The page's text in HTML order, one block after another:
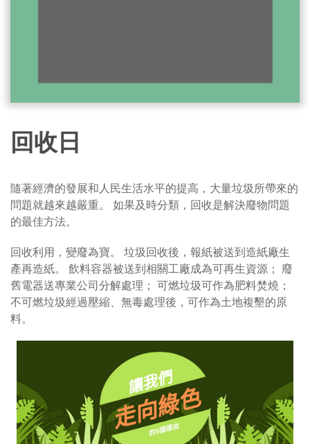
回收日
隨著經濟的發展和人民生活水平的提高，大量垃圾所帶來的
問題就越來越嚴重。 如果及時分類，回收是解決廢物問題
的最佳方法。
回收利用，變廢為寶。 垃圾回收後，報紙被送到造紙廠生
產再造紙。 飲料容器被送到相關工廠成為可再生資源； 廢
舊電器送專業公司分解處理； 可燃垃圾可作為肥料焚燒；
不可燃垃圾經過壓縮、無毒處理後，可作為土地複墾的原
料。